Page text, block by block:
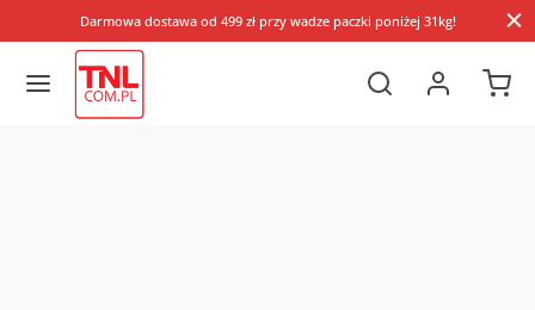
Darmowa dostawa od 499 zł przy wadze paczki poniżej 31kg!